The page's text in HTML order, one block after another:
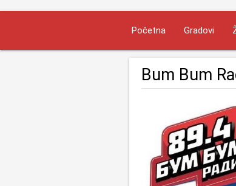
Početna Gradovi
Bum Bum